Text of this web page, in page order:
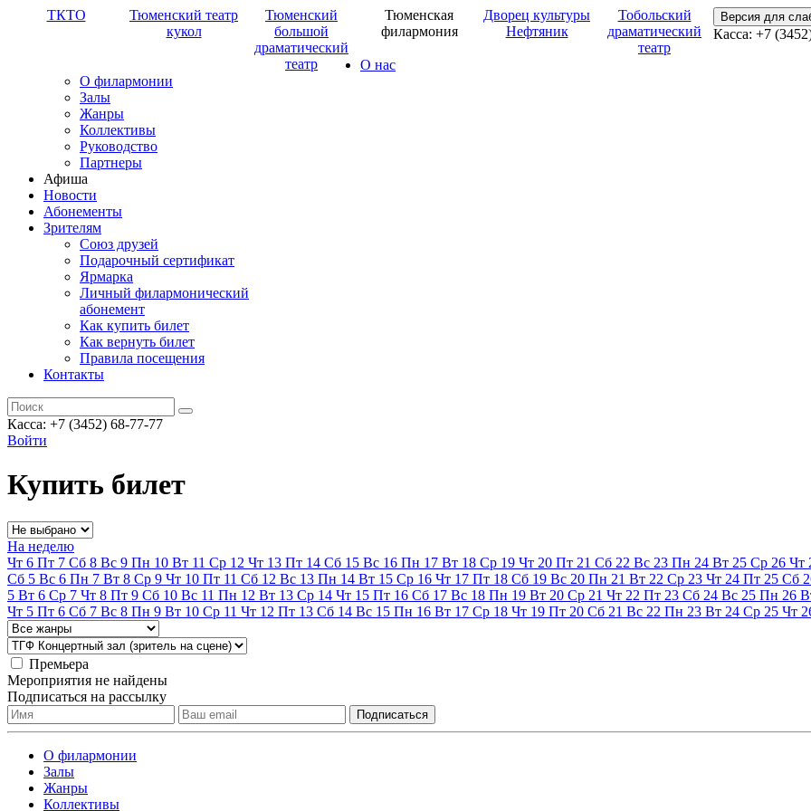
ТКТО
Тюменский театр
кукол
Тюменский
большой
драматический
театр
Тюменская
филармония
Дворец культуры
Нефтяник
Тобольский
драматический
театр
Версия для
Касса: +7
О нас
О филармонии
Залы
Жанры
Коллективы
Руководство
Партнеры
Афиша
Новости
Абонементы
Зрителям
Союз друзей
Подарочный сертификат
Ярмарка
Личный филармонический
абонемент
Как купить билет
Как вернуть билет
Правила посещения
Контакты
Касса: +7 (3452) 68-77-77
Войти
Купить билет
На неделю
Чт 6 Пт 7 Сб 8 Вс 9 Пн 10 Вт 11 Ср 12 Чт 13 Пт 14 Сб 15 Вс 16 Пн 17 Вт 18 Ср 19 Чт 20 Пт 21 Сб 22 Вс 23 Пн 24 Вт 25 Ср 26 Чт
Сб 5 Вс 6 Пн 7 Вт 8 Ср 9 Чт 10 Пт 11 Сб 12 Вс 13 Пн 14 Вт 15 Ср 16 Чт 17 Пт 18 Сб 19 Вс 20 Пн 21 Вт 22 Ср 23 Чт 24 Пт 25 Сб
5 Вт 6 Ср 7 Чт 8 Пт 9 Сб 10 Вс 11 Пн 12 Вт 13 Ср 14 Чт 15 Пт 16 Сб 17 Вс 18 Пн 19 Вт 20 Ср 21 Чт 22 Пт 23 Сб 24 Вс 25 Пн 26
Чт 5 Пт 6 Сб 7 Вс 8 Пн 9 Вт 10 Ср 11 Чт 12 Пт 13 Сб 14 Вс 15 Пн 16 Вт 17 Ср 18 Чт 19 Пт 20 Сб 21 Вс 22 Пн 23 Вт 24 Ср 25 Чт
Премьера
Мероприятия не найдены
Подписаться на рассылку
О филармонии
Залы
Жанры
Коллективы